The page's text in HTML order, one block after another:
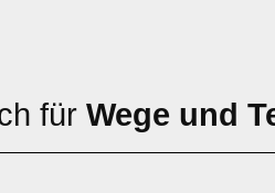
für Wege und